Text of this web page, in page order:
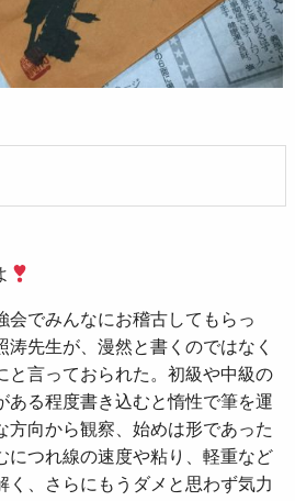
会でみんなにお稽古してもらっ
涛先生が、漫然と書くのではなく
と言っておられた。初級や中級の
ある程度書き込むと惰性で筆を運
方向から観察、始めは形であった
につれ線の速度や粘り、軽重など
く、さらにもうダメと思わず気力